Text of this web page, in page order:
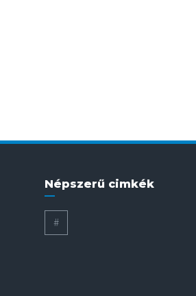
Népszerű cimkék
#